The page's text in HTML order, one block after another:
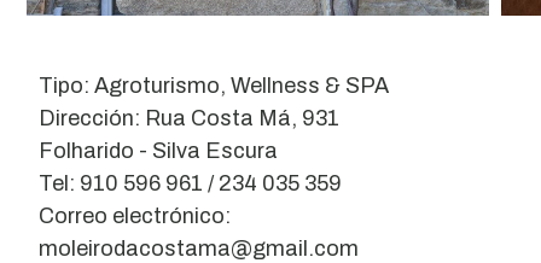
Tipo: Agroturismo, Wellness & SPA
Dirección: Rua Costa Má, 931
Folharido - Silva Escura
Tel: 910 596 961 / 234 035 359
Correo electrónico:
moleirodacostama@gmail.com